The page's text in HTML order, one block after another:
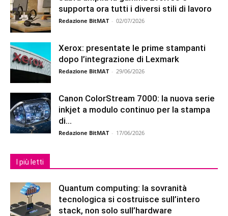
supporta ora tutti i diversi stili di lavoro
Redazione BitMAT - 02/07/2026
Xerox: presentate le prime stampanti
dopo l’integrazione di Lexmark
Redazione BitMAT - 29/06/2026
Canon ColorStream 7000: la nuova serie
inkjet a modulo continuo per la stampa
di...
Redazione BitMAT - 17/06/2026
I più letti
Quantum computing: la sovranità
tecnologica si costruisce sull’intero
stack, non solo sull’hardware